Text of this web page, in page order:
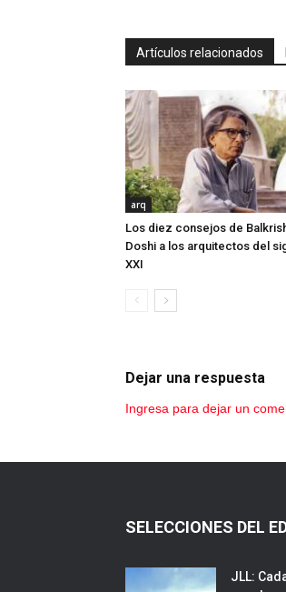
Artículos relacionados
arq
Los diez consejos de
Doshi a los arquitectos del
XXI
Dejar una respuesta
Ingresa para dejar un
SELECCIONES DEL
JLL: